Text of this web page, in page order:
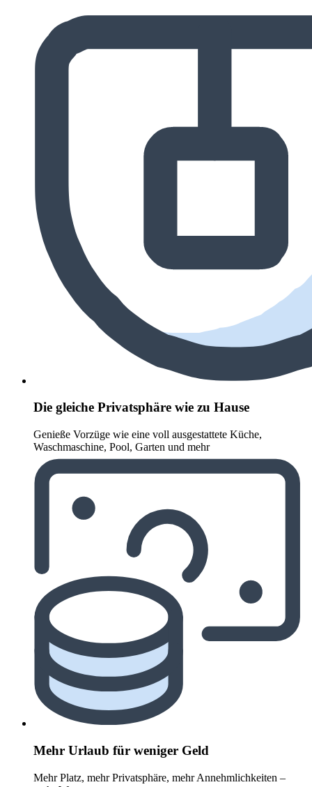
Die gleiche Privatsphäre wie zu Hause
Genieße Vorzüge wie eine voll ausgestattete Küche,
Waschmaschine, Pool, Garten und mehr
Mehr Urlaub für weniger Geld
Mehr Platz, mehr Privatsphäre, mehr Annehmlichkeiten –